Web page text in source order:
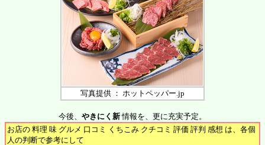
写真提供 ： ホットペッパー.jp
今後、 やきにく新情報を、更に充実予定。
お店の 料理 味 グルメ 口コミ くちこみ クチコミ 評価 評判 感想 は、各個
人の判断で参考にして